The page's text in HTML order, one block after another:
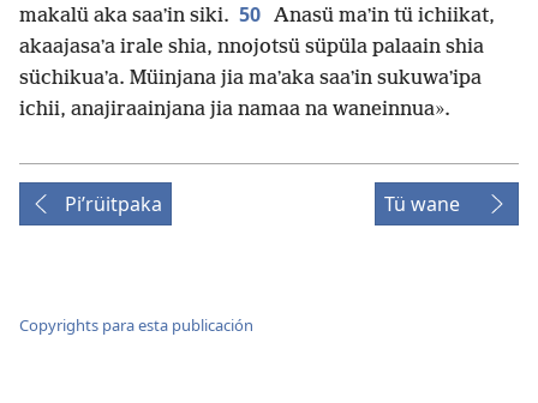
makalü aka saaʼin siki. 50 Anasü maʼin tü ichiikat,
akaajasaʼa irale shia, nnojotsü süpüla palaain shia
süchikuaʼa. Müinjana jia maʼaka saaʼin sukuwaʼipa
ichii, anajiraainjana jia namaa na waneinnua».
Piʼrüitpaka Tü wane
Copyrights para esta publicación